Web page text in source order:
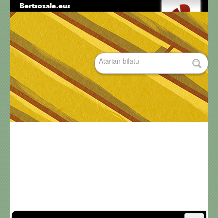
Bertsozale.eus
Edukira
salto
egin
|
Salto
egin
nabigazioara
Tresna
pertsonalak
Bilatu atarian
Bilaketa
aurreratua…
Nabigazioa